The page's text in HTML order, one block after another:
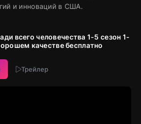
и инноваций в США.
всего человечества 1-5 сезон 1-
качестве бесплатно
Трейлер